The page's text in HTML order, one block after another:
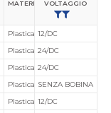
MATERIALE CORPO VALVOLA
VOLTAGGIO
Plastica Ingegnerizzata
12/DC
Plastica Ingegnerizzata
24/DC
Plastica Ingegnerizzata
24/DC
Plastica Ingegnerizzata
SENZA BOBINA
Plastica Ingegnerizzata
12/DC